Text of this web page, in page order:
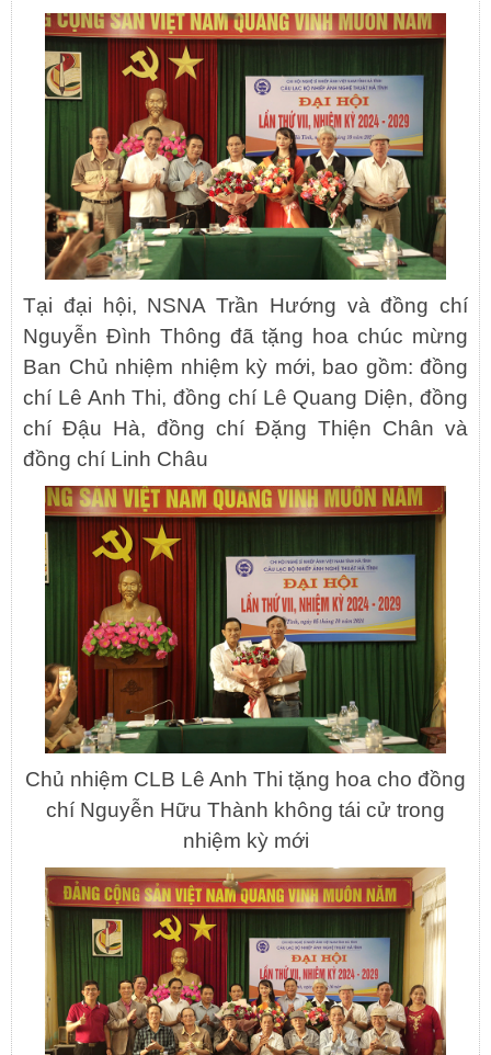
Tại đại hội, NSNA Trần Hướng và đồng chí
Nguyễn Đình Thông đã tặng hoa chúc mừng
Ban Chủ nhiệm nhiệm kỳ mới, bao gồm: đồng
chí Lê Anh Thi, đồng chí Lê Quang Diện, đồng
chí Đậu Hà, đồng chí Đặng Thiện Chân và
đồng chí Linh Châu
Chủ nhiệm CLB Lê Anh Thi tặng hoa cho đồng
chí Nguyễn Hữu Thành không tái cử trong
nhiệm kỳ mới